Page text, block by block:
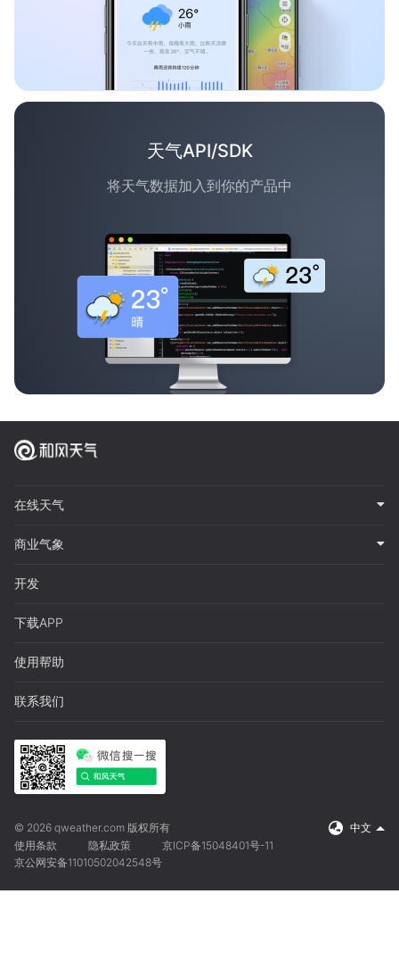
天气API/SDK
将天气数据加入到你的产品中
在线天气
商业气象
开发
下载APP
使用帮助
联系我们
© 2026 qweather.com 版权所有
中文
使用条款
隐私政策
京ICP备15048401号-11
京公网安备11010502042548号